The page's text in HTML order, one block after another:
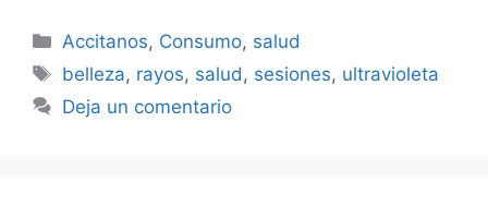
Categorías
Accitanos, Consumo, salud
Etiquetas
belleza, rayos, salud , sesiones, ultravioleta
Deja un comentario